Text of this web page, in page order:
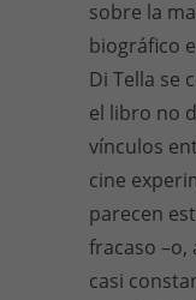
sobre la
biográfico
Di Tella se
el libro no
vínculos
cine
parecen
fracaso
casi